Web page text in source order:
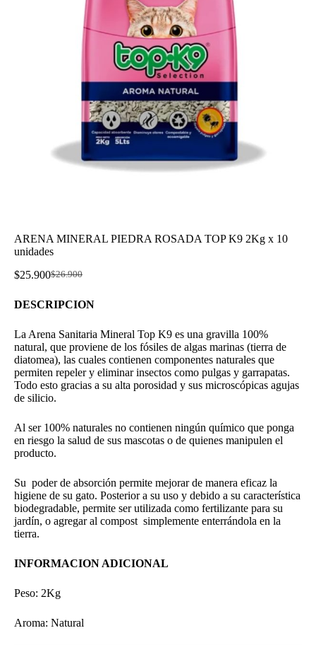
ARENA MINERAL PIEDRA ROSADA TOP K9 2Kg x 10
unidades
$26.900
El
original
$26.900.
$25.900El
actual
$25.900.
DESCRIPCION
La Arena Sanitaria Mineral Top K9 es una gravilla 100%
natural, que proviene de los fósiles de algas marinas (tierra de
diatomea), las cuales contienen componentes naturales que
permiten repeler y eliminar insectos como pulgas y garrapatas.
Todo esto gracias a su alta porosidad y sus microscópicas agujas
de silicio.
Al ser 100% naturales no contienen ningún químico que ponga
en riesgo la salud de sus mascotas o de quienes manipulen el
producto.
Su poder de absorción permite mejorar de manera eficaz la
higiene de su gato. Posterior a su uso y debido a su característica
biodegradable, permite ser utilizada como fertilizante para su
jardín, o agregar al compost simplemente enterrándola en la
tierra.
INFORMACION ADICIONAL
Peso: 2Kg
Aroma: Natural